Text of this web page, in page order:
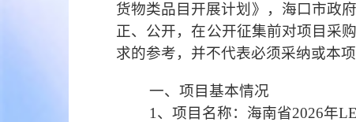
货物类品目开展计划》，海口市政
正、 公开，在公开征集前对项目 采
求的参考，并不代表必须采纳或本项
一、项目基本情况
1、项目名称：海南省2026年